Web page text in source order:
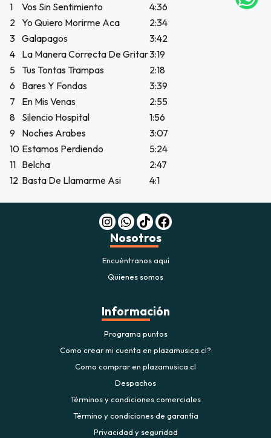
web
1 Vos Sin Sentimiento
4:36
2 Yo Quiero Morirme Aca
2:34
3 Galapagos
3:42
4 La Manera Correcta De Gritar3:19
5 Tus Tontas Trampas
2:18
6
Bares Y Fondas
3:39
7
En Mis Venas
2:55
8 Silencio Hospital
1:56
9
Noches Arabes
3:07
10 Estamos Perdiendo
5:24
11 Belcha
2:47
12 Basta De Llamarme Asi 4:1
Nosotros
Encuéntranos aquí
Quienes somos
Información
Programa puntos
Como crear mi cuenta en plazamusica.cl?
Como comprar en plazamusica.cl
Despachos
Términos y condiciones comerciales
Término y condiciones de garantía
Privacidad y seguridad